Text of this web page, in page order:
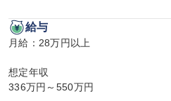
給与
月給：28万円以上
想定年収
336万円～550万円